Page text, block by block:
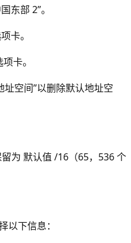
东部 2”。
卡。
卡。
空间”以删除默认地址空
为 默认值 /16（65，536 个
以下信息：